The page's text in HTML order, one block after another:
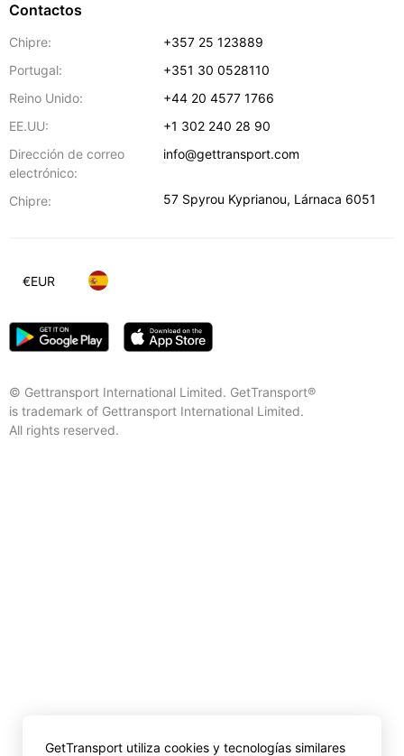
Contactos
Chipre:
+357 25 123889
Portugal:
+351 30 0528110
Reino Unido:
+44 20 4577 1766
EE.UU:
+1 302 240 28 90
Dirección de correo
electrónico:
info@gettransport.com
Chipre: 57 Spyrou Kyprianou, Lárnaca 6051
© Gettransport International Limited. GetTransport®
is trademark of Gettransport International Limited.
All rights reserved.
€EUR
GetTransport utiliza cookies y tecnologías similares